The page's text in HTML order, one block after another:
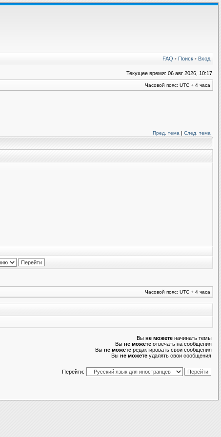
FAQ • Поиск • Вход
Текущее время: 06 авг 2026, 10:17
Часовой пояс: UTC + 4 часа
Пред. тема | След. тема
Часовой пояс: UTC + 4 часа
Вы не можете начинать темы
Вы не можете отвечать на сообщения
Вы не можете редактировать свои сообщения
Вы не можете удалять свои сообщения
Перейти: